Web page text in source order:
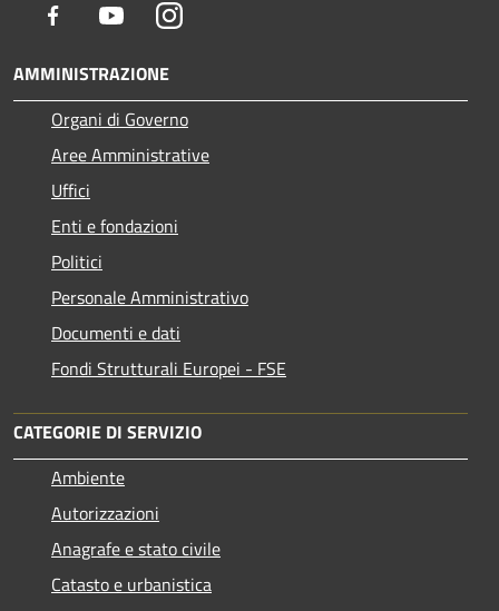
Facebook YoutubeInstagram
AMMINISTRAZIONE
Organi di Governo
Aree Amministrative
Uffici
Enti e fondazioni
Politici
Personale Amministrativo
Documenti e dati
Fondi Strutturali Europei - FSE
CATEGORIE DI SERVIZIO
Ambiente
Autorizzazioni
Anagrafe e stato civile
Catasto e urbanistica